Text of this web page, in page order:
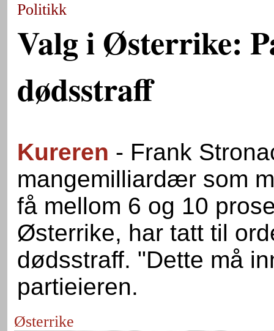
Politikk
Valg i Østerrike:
dødsstraff
Kureren - Frank
mangemilliardær som
få mellom 6 og 10
Østerrike, har tatt til
dødsstraff. "Dette må
partieieren.
Østerrike